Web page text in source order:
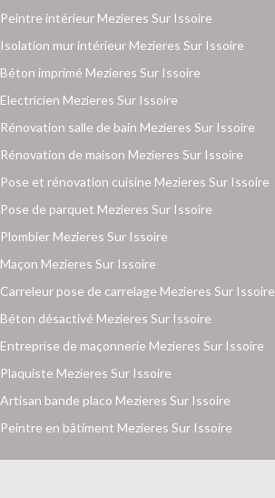
Peintre intérieur Mezieres Sur Issoire
Isolation mur intérieur Mezieres Sur Issoire
Béton imprimé Mezieres Sur Issoire
Electricien Mezieres Sur Issoire
Rénovation salle de bain Mezieres Sur Issoire
Rénovation de maison Mezieres Sur Issoire
Pose et rénovation cuisine Mezieres Sur Issoire
Pose de parquet Mezieres Sur Issoire
Plombier Mezieres Sur Issoire
Maçon Mezieres Sur Issoire
Carreleur pose de carrelage Mezieres Sur Issoire
Béton désactivé Mezieres Sur Issoire
Entreprise de maçonnerie Mezieres Sur Issoire
Plaquiste Mezieres Sur Issoire
Artisan bande placo Mezieres Sur Issoire
Peintre en bâtiment Mezieres Sur Issoire